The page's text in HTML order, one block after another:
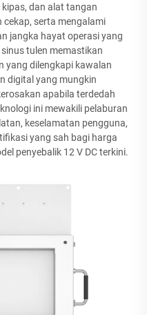
dan alat tangan
cekap, serta mengalami
jangka hayat operasi yang
tulen memastikan
yang dilengkapi kawalan
digital yang mungkin
apabila terdedah
ini mewakili pelaburan
keselamatan pengguna,
yang sah bagi harga
penyebalik 12 V DC terkini.